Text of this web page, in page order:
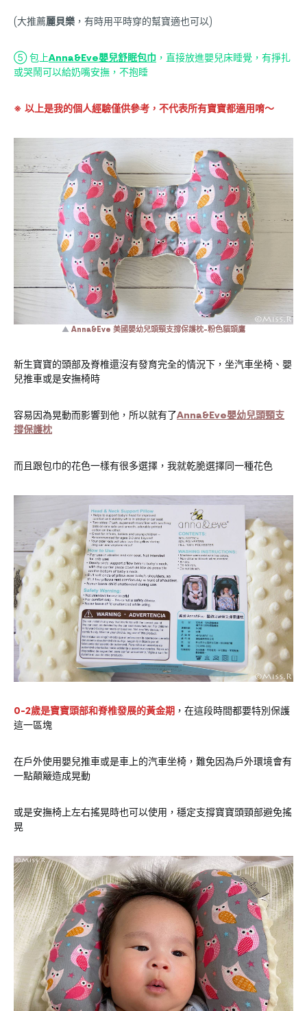
(大推薦麗貝樂 ，有時用平時穿的幫寶適也可以)
⑤ 包上Anna&Eve嬰兒舒眠包巾 ，直接放進嬰兒床睡覺，有掙扎
或哭鬧可以給奶嘴安撫，不抱睡
※ 以上是我的個人經驗僅供參考，不代表所有寶寶都適用唷～
▲ Anna&Eve 美國嬰幼兒頭頸支撐保護枕-粉色貓頭鷹
新生寶寶的頭部及脊椎還沒有發育完全的情況下，坐汽車坐椅、嬰
兒推車或是安撫椅時
容易因為晃動而影響到他，所以就有了Anna&Eve嬰幼兒頭頸支
撐保護枕
而且跟包巾的花色一樣有很多選擇，我就乾脆選擇同一種花色
0-2歲是寶寶頭部和脊椎發展的黃金期 ，在這段時間都要特別保護
這一區塊
在戶外使用嬰兒推車或是車上的汽車坐椅，難免因為戶外環境會有
一點顛簸造成晃動
或是安撫椅上左右搖晃時也可以使用，穩定支撐寶寶頭頸部避免搖
晃